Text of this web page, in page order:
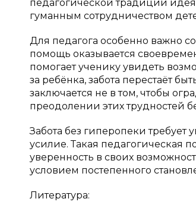
педагогической традиции идея
гуманным сотрудничеством
Для педагога особенно важно
помощь оказывается
помогает ученику увидеть
за ребёнка, забота перестаёт
заключается не в том, чтобы
преодолении этих трудностей
Забота без гиперопеки
усилие. Такая педагогическая
уверенность в своих
условием постепенного
Литература: